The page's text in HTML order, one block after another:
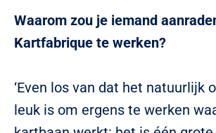
Waarom zou je iemand
Kartfabrique te werken?
‘Even los van dat het natuurlijk
leuk is om ergens te werken